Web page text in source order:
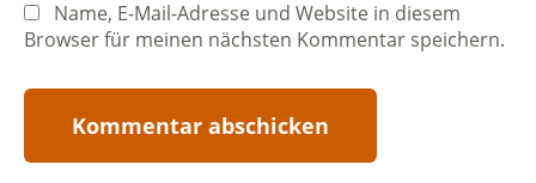
Name, E-Mail-Adresse und Website in diesem
Browser für meinen nächsten Kommentar speichern.